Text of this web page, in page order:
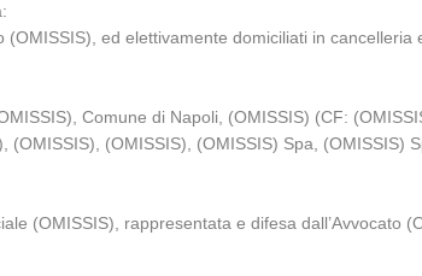
ed elettivamente domiciliati in cancelleria
Comune di Napoli, (OMISSIS) (CF:
(OMISSIS), (OMISSIS) Spa, (OMISSIS)
(OMISSIS), rappresentata e difesa dall’Avvocato